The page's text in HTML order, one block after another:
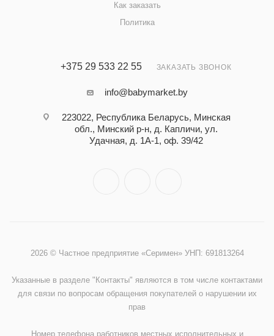
Как заказать
Политика
+375 29 533 22 55 ЗАКАЗАТЬ ЗВОНОК
info@babymarket.by
223022, Республика Беларусь, Минская
обл., Минский р-н, д. Капличи, ул.
Удачная, д. 1А-1, оф. 39/42
2026 © Частное предприятие «Серимен» УНП: 691813264
Указанные в разделе "Контакты" являются в том числе контактами
для связи по вопросам обращения покупателей о нарушении их
прав
Номер телефона работников местных исполнительных и